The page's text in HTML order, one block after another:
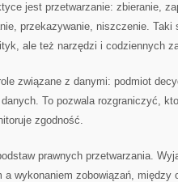
jest przetwarzanie: zbieranie,
przekazywanie, niszczenie.
ale też narzędzi i codziennych
związane z danymi: podmiot
To pozwala rozgraniczyć,
zgodność.
prawnych przetwarzania.
a wykonaniem zobowiązań, między